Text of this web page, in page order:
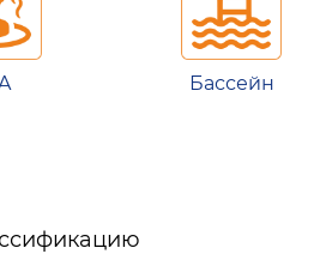
Бассейн